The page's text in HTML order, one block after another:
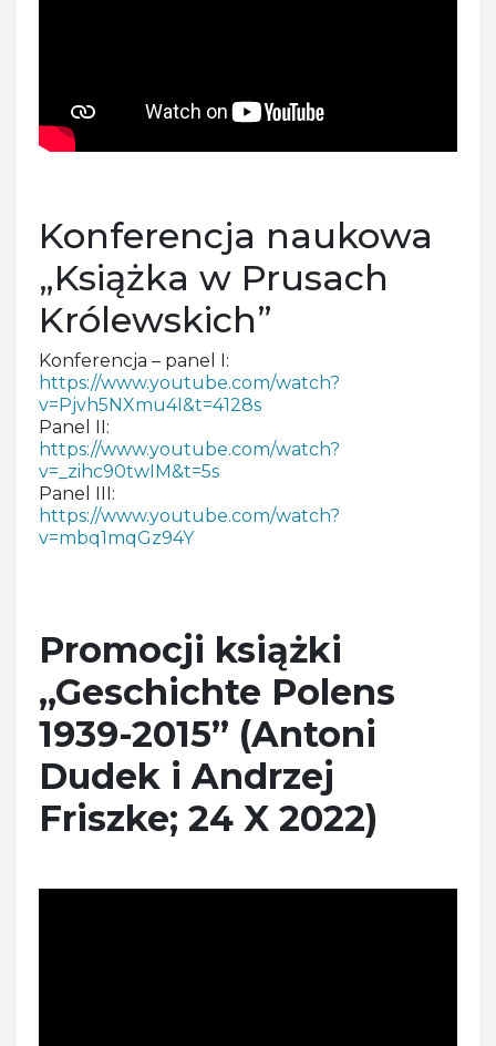
Konferencja naukowa
„Książka w Prusach
Królewskich”
Konferencja – panel I:
https://www.youtube.com/watch?
v=Pjvh5NXmu4I&t=4128s
Panel II:
https://www.youtube.com/watch?
v=_zihc90twIM&t=5s
Panel III:
https://www.youtube.com/watch?
v=mbq1mqGz94Y
Promocji książki
„Geschichte Polens
1939-2015” (Antoni
Dudek i Andrzej
Friszke; 24 X 2022)